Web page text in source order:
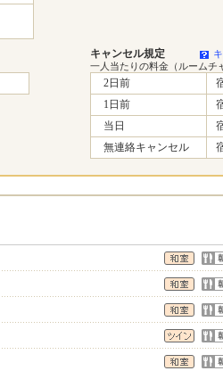
キャンセル規定
一人当たりの料金（ルームチ
2日前
1日前
当日
無連絡キャンセル